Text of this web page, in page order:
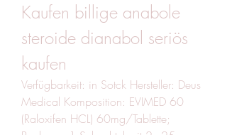
Kaufen billige anabole
steroide dianabol seriös
kaufen
Verfügbarkeit: in Sotck Hersteller: Deus
Medical Komposition: EVIMED 60
(Raloxifen HCL) 60mg/Tablette;